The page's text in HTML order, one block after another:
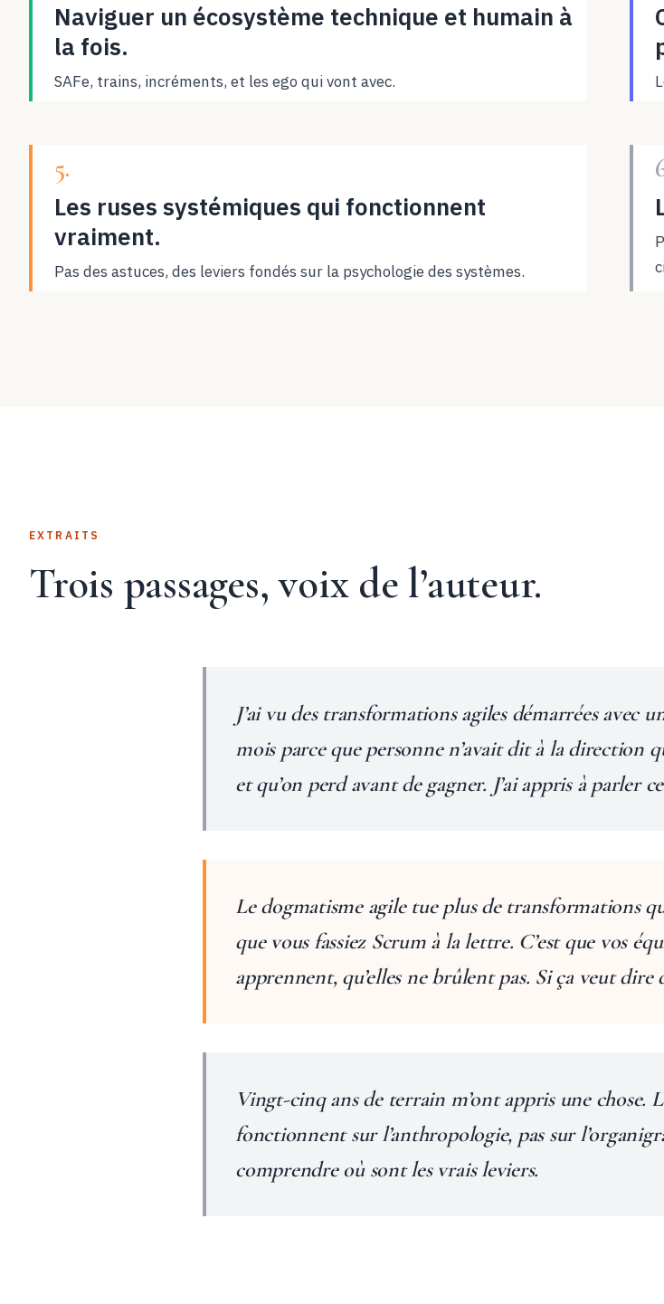
Naviguer un écosystème technique et humain à
la fois.
SAFe, trains, incréments, et les ego qui vont avec.
5.
Les ruses systémiques qui fonctionnent
vraiment.
Pas des astuces, des leviers fondés sur la psychologie des systèmes.
EXTRAITS
Trois passages, voix de l’auteur.
J’ai vu des transformations agiles démarrées avec
mois parce que personne n’avait dit à la direction
et qu’on perd avant de gagner. J’ai appris à parler
Le dogmatisme agile tue plus de transformations
que vous fassiez Scrum à la lettre. C’est que vos
apprennent, qu’elles ne brûlent pas. Si ça veut dire
Vingt-cinq ans de terrain m’ont appris une chose.
fonctionnent sur l’anthropologie, pas sur
comprendre où sont les vrais leviers.